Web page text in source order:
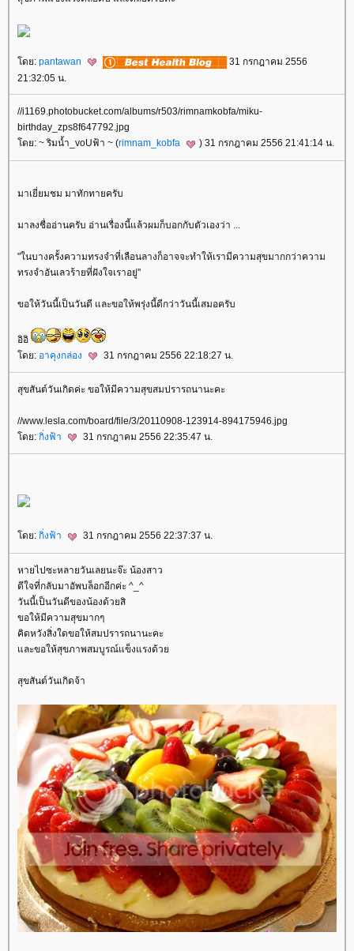
ดย: pantawan
31 กรกฎาคม 2556
21:32:05 น.
//i1169.photobucket.com/albums/r503/rimnamkobfa/miku-
birthday_zps8f647792.jpg
ดย: ~ ริมน้ำ_voUฟ้า ~ (rimnam_kobfa ) 31 กรกฎาคม 2556 21:41:14 น.
มาเยี่ยมชม มาทักทายครับ
มาลงชื่ออ่านครับ อ่านเรื่องนี้แล้วผมก็บอกกับตัวเองว่า ...
"ในบางครั้งความทรงจำที่เลือนลางก็อาจจะทำให้เรามีความสุขมากกว่าความ
ทรงจำอันเลวร้ายที่ฝังใจเราอยู่"
ขอให้วันนี้เป็นวันดี และขอให้พรุ่งนี้ดีกว่าวันนี้เสมอครับ
อิอิ
ดย: อาคุงกล่อง 31 กรกฎาคม 2556 22:18:27 น.
สุขสันต์วันเกิดค่ะ ขอให้มีความสุขสมปรารถนานะคะ
//www.lesla.com/board/file/3/20110908-123914-894175946.jpg
ดย: กิ่งฟ้า 31 กรกฎาคม 2556 22:35:47 น.
ดย: กิ่งฟ้า 31 กรกฎาคม 2556 22:37:37 น.
หายไปซะหลายวันเลยนะจ๊ะ น้องสาว
ดีใจที่กลับมาอัพบล็อกอีกค่ะ ^_^
วันนี้เป็นวันดีของน้องด้วยสิ
ขอให้มีความสุขมากๆ
คิดหวังสิ่งใดขอให้สมปรารถนานะคะ
ละขอให้สุขภาพสมบูรณ์แข็งแรงด้ว
สุขสันต์วันเกิดจ้า